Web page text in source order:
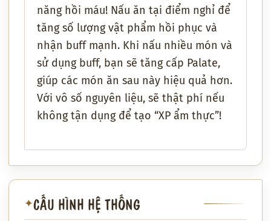
năng hồi máu! Nấu ăn tại điểm nghỉ để
tăng số lượng vật phẩm hồi phục và
nhận buff mạnh. Khi nấu nhiều món và
sử dụng buff, bạn sẽ tăng cấp Palate,
giúp các món ăn sau này hiệu quả hơn.
Với vô số nguyên liệu, sẽ thật phí nếu
không tận dụng để tạo “XP ẩm thực”!
✦CẤU HÌNH HỆ THỐNG